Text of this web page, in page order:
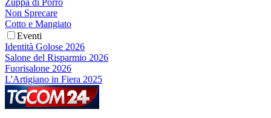
Zuppa di Porro
Non Sprecare
Cotto e Mangiato
Eventi
Identità Golose 2026
Salone del Risparmio 2026
Fuorisalone 2026
L'Artigiano in Fiera 2025